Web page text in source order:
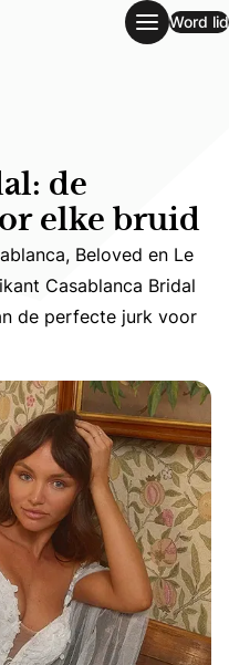
voor elke bruid
Word lid
de
elke bruid
Beloved en Le
Beloved en Le
Casablanca Bridal
de perfecte jurk voor